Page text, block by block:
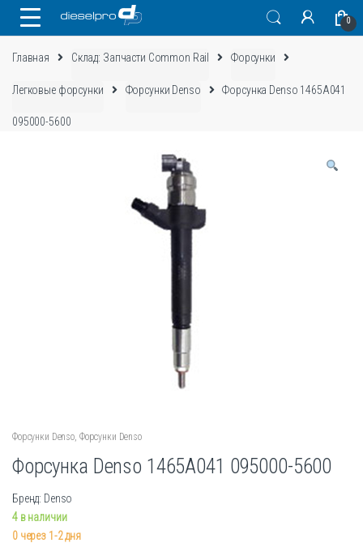
0
Главная Склад: Запчасти Common Rail Форсунки
Легковые форсунки Форсунки Denso Форсунка Denso 1465A041
095000-5600
Форсунки Denso Форсунки Denso
Форсунка Denso 1465A041 095000-5600
Бренд: Denso
4 в наличии
0 через 1-2 дня